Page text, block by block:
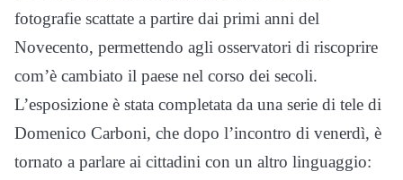
fotografie scattate a partire dai primi anni del
Novecento, permettendo agli osservatori di riscoprire
com’è cambiato il paese nel corso dei secoli.
L’esposizione è stata completata da una serie di tele di
Domenico Carboni, che dopo l’incontro di venerdì, è
tornato a parlare ai cittadini con un altro linguaggio: